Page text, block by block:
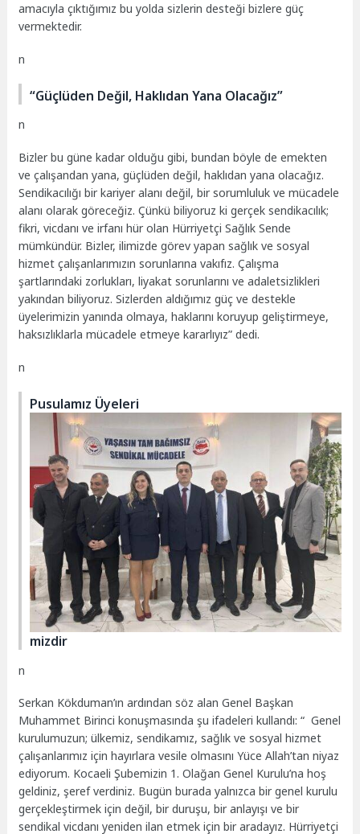
amacıyla çıktığımız bu yolda sizlerin desteği bizlere güç
vermektedir.
n
“Güçlüden Değil, Haklıdan Yana Olacağız”
n
Bizler bu güne kadar olduğu gibi, bundan böyle de emekten
ve çalışandan yana, güçlüden değil, haklıdan yana olacağız.
Sendikacılığı bir kariyer alanı değil, bir sorumluluk ve mücadele
alanı olarak göreceğiz. Çünkü biliyoruz ki gerçek sendikacılık;
fikri, vicdanı ve irfanı hür olan Hürriyetçi Sağlık Sende
mümkündür. Bizler, ilimizde görev yapan sağlık ve sosyal
hizmet çalışanlarımızın sorunlarına vakıfız. Çalışma
şartlarındaki zorlukları, liyakat sorunlarını ve adaletsizlikleri
yakından biliyoruz. Sizlerden aldığımız güç ve destekle
üyelerimizin yanında olmaya, haklarını koruyup geliştirmeye,
haksızlıklarla mücadele etmeye kararlıyız” dedi.
n
Pusulamız Üyeleri
mizdir
n
Serkan Kökduman’ın ardından söz alan Genel Başkan
Muhammet Birinci konuşmasında şu ifadeleri kullandı: “ Genel
kurulumuzun; ülkemiz, sendikamız, sağlık ve sosyal hizmet
çalışanlarımız için hayırlara vesile olmasını Yüce Allah’tan niyaz
ediyorum. Kocaeli Şubemizin 1. Olağan Genel Kurulu’na hoş
geldiniz, şeref verdiniz. Bugün burada yalnızca bir genel kurulu
gerçekleştirmek için değil, bir duruşu, bir anlayışı ve bir
sendikal vicdanı yeniden ilan etmek için bir aradayız. Hürriyetçi